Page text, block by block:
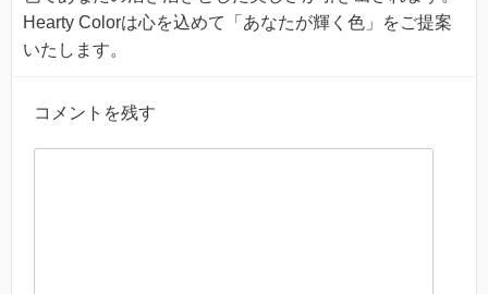
Hearty Colorは心を込めて「あなたが輝く色」をご提案
いたします。
コメントを残す